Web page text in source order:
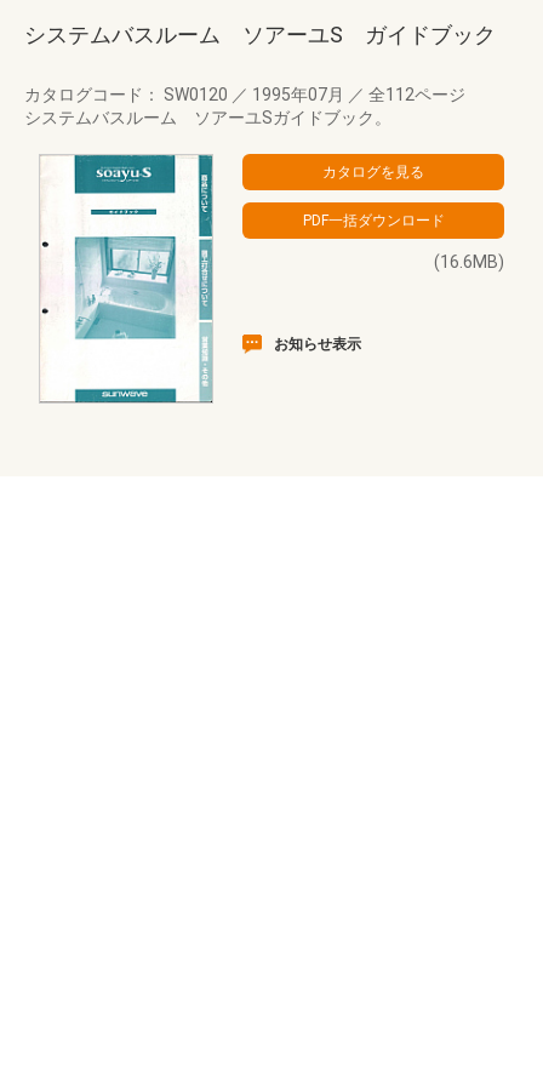
システムバスルーム ソアーユS ガイドブック
カタログコード： SW0120 ／ 1995年07月 ／ 全112ページ
システムバスルーム ソアーユSガイドブック。
(16.6MB)
お知らせ表示